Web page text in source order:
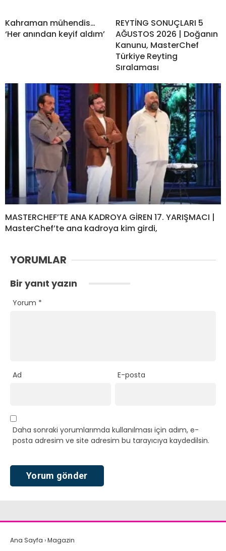
Kahraman mühendis…
‘Her anından keyif aldım’
REYTİNG SONUÇLARI 5
AĞUSTOS 2026 | Doğanın
Kanunu, MasterChef
Türkiye Reyting
Sıralaması
MASTERCHEF’TE ANA KADROYA GİREN 17. YARIŞMACI |
MasterChef’te ana kadroya kim girdi,
YORUMLAR
Bir yanıt yazın
Yorum *
Ad E-posta
Daha sonraki yorumlarımda kullanılması için adım, e-
posta adresim ve site adresim bu tarayıcıya kaydedilsin.
Ana Sayfa ›Magazin